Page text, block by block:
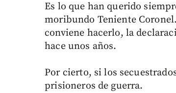
Es lo que han querido
moribundo Teniente
conviene hacerlo, la
hace unos años.
Por cierto, si los
prisioneros de guerra.